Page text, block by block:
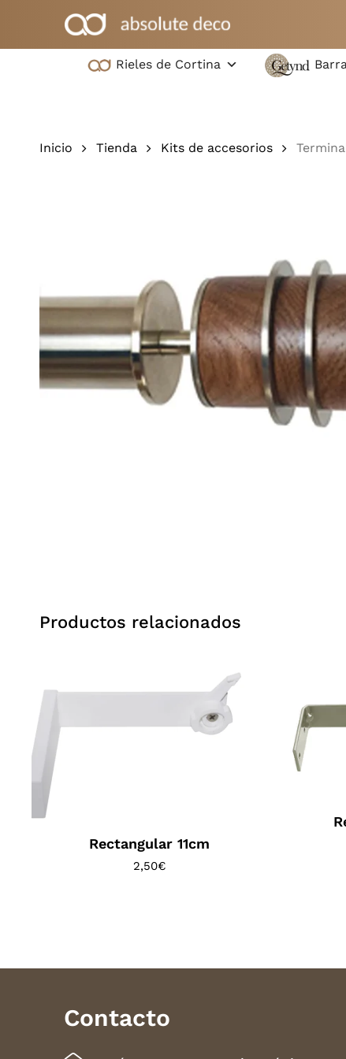
contenido
Rieles de Cortina
Inicio Tienda Kits de accesorios
Productos relacionados
Rectangular 11cm
2,50€
Contacto